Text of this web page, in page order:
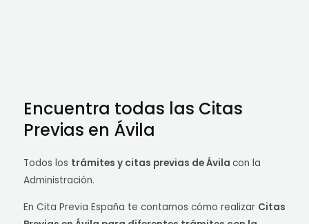
Encuentra todas las Citas
Previas en Ávila
Todos los trámites y citas previas de Ávila con la
Administración.
En Cita Previa España te contamos cómo realizar Citas